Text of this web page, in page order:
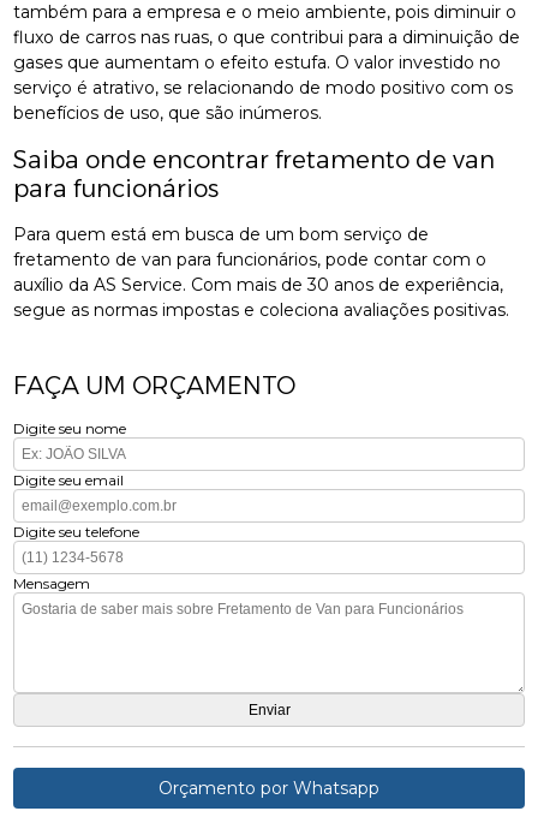
também para a empresa e o meio ambiente, pois diminuir o
fluxo de carros nas ruas, o que contribui para a diminuição de
gases que aumentam o efeito estufa. O valor investido no
serviço é atrativo, se relacionando de modo positivo com os
benefícios de uso, que são inúmeros.
Saiba onde encontrar fretamento de van
para funcionários
Para quem está em busca de um bom serviço de
fretamento de van para funcionários, pode contar com o
auxílio da AS Service. Com mais de 30 anos de experiência,
segue as normas impostas e coleciona avaliações positivas.
FAÇA UM ORÇAMENTO
Digite seu nome
Digite seu email
Digite seu telefone
Mensagem
Orçamento por Whatsapp